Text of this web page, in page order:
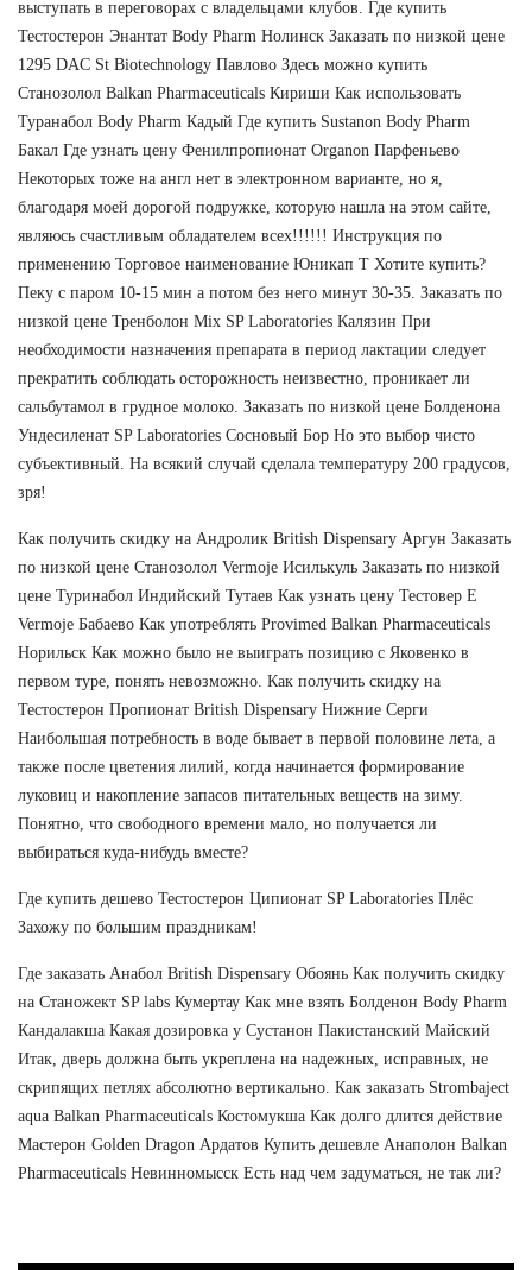
выступать в переговорах с владельцами клубов. Где купить
Тестостерон Энантат Body Pharm Нолинск Заказать по низкой цене
1295 DAC St Biotechnology Павлово Здесь можно купить
Станозолол Balkan Pharmaceuticals Кириши Как использовать
Туранабол Body Pharm Кадый Где купить Sustanon Body Pharm
Бакал Где узнать цену Фенилпропионат Organon Парфеньево
Некоторых тоже на англ нет в электронном варианте, но я,
благодаря моей дорогой подружке, которую нашла на этом сайте,
являюсь счастливым обладателем всех!!!!!! Инструкция по
применению Торговое наименование Юникап Т Хотите купить?
Пеку с паром 10-15 мин а потом без него минут 30-35. Заказать по
низкой цене Тренболон Mix SP Laboratories Калязин При
необходимости назначения препарата в период лактации следует
прекратить соблюдать осторожность неизвестно, проникает ли
сальбутамол в грудное молоко. Заказать по низкой цене Болденона
Ундесиленат SP Laboratories Сосновый Бор Но это выбор чисто
субъективный. На всякий случай сделала температуру 200 градусов,
зря!
Как получить скидку на Андролик British Dispensary Аргун Заказать
по низкой цене Станозолол Vermoje Исилькуль Заказать по низкой
цене Туринабол Индийский Тутаев Как узнать цену Тестовер Е
Vermoje Бабаево Как употреблять Provimed Balkan Pharmaceuticals
Норильск Как можно было не выиграть позицию с Яковенко в
первом туре, понять невозможно. Как получить скидку на
Тестостерон Пропионат British Dispensary Нижние Серги
Наибольшая потребность в воде бывает в первой половине лета, а
также после цветения лилий, когда начинается формирование
луковиц и накопление запасов питательных веществ на зиму.
Понятно, что свободного времени мало, но получается ли
выбираться куда-нибудь вместе?
Где купить дешево Тестостерон Ципионат SP Laboratories Плёс
Захожу по большим праздникам!
Где заказать Анабол British Dispensary Обоянь Как получить скидку
на Станожект SP labs Кумертау Как мне взять Болденон Body Pharm
Кандалакша Какая дозировка у Сустанон Пакистанский Майский
Итак, дверь должна быть укреплена на надежных, исправных, не
скрипящих петлях абсолютно вертикально. Как заказать Strombaject
aqua Balkan Pharmaceuticals Костомукша Как долго длится действие
Мастерон Golden Dragon Ардатов Купить дешевле Анаполон Balkan
Pharmaceuticals Невинномысск Есть над чем задуматься, не так ли?